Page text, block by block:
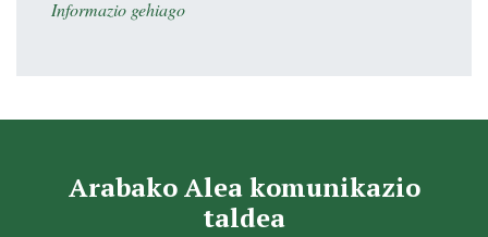
Informazio gehiago
Arabako Alea komunikazio
taldea